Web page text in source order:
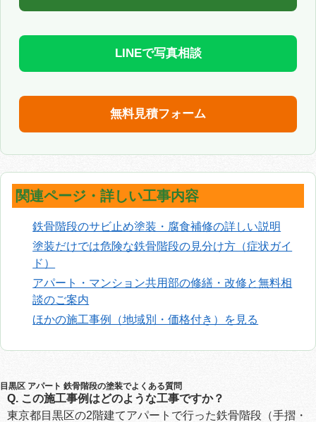
LINEで写真相談
無料見積フォーム
関連ページ・詳しい工事内容
鉄骨階段のサビ止め塗装・腐食補修の詳しい説明
塗装だけでは危険な鉄骨階段の見分け方（症状ガイ
ド）
アパート・マンション共用部の修繕・改修と無料相
談のご案内
ほかの施工事例（地域別・価格付き）を見る
目黒区 アパート 鉄骨階段の塗装でよくある質問
Q. この施工事例はどのような工事ですか？
東京都目黒区の2階建てアパートで行った鉄骨階段（手摺・